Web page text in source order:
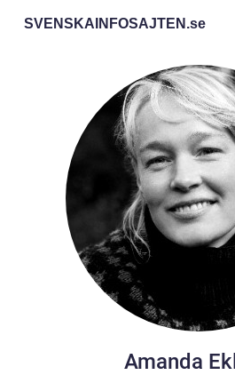
SVENSKAINFOSAJTEN.se
Amanda